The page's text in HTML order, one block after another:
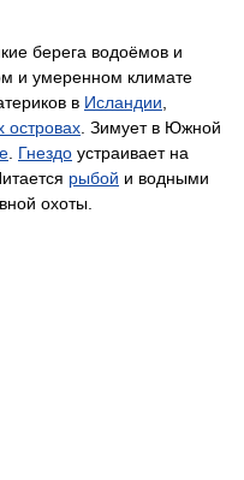
берега водоёмов и
и умеренном климате
в Исландии,
островах. Зимует в Южной
. Гнездо устраивает на
рыбой и водными
охоты.